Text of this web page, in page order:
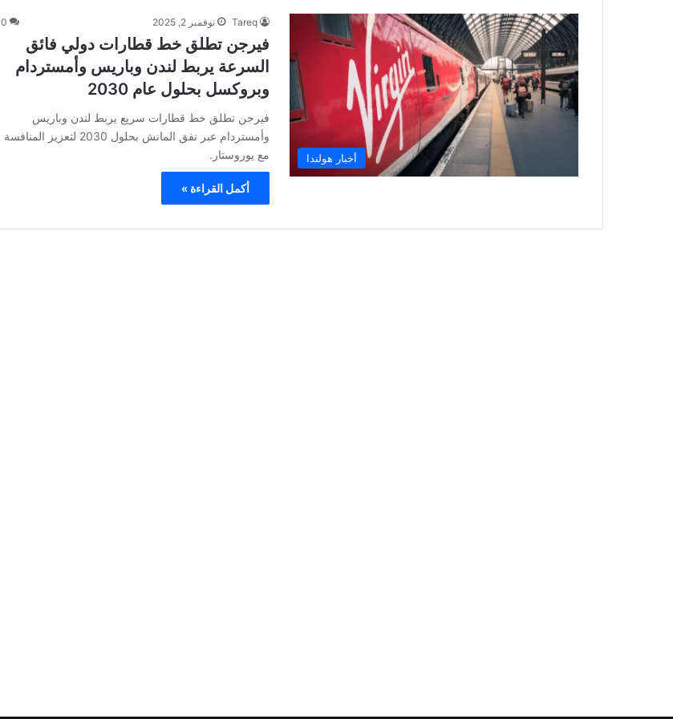
أخبار هولندا
Tareq نوفمبر 2, 2025 0
فيرجن تطلق خط قطارات دولي فائق
السرعة يربط لندن وباريس وأمستردام
وبروكسل بحلول عام 2030
فيرجن تطلق خط قطارات سريع يربط لندن وباريس
وأمستردام عبر نفق المانش بحلول 2030 لتعزيز المنافسة
مع يوروستار.
أكمل القراءة »